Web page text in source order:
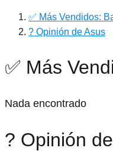
✅ Más Vendidos:
? Opinión de Asus
✅ Más
Nada encontrado
? Opinión